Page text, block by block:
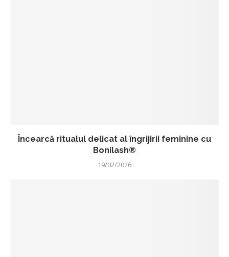
Încearcă ritualul delicat al îngrijirii feminine cu
Bonilash®
19/02/2026